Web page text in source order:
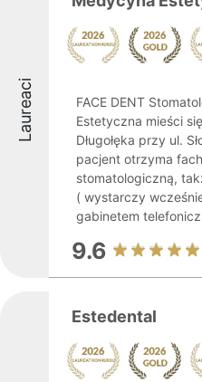
Laureaci
FACE DENT
Estetyczna mieści
Długołęka przy ul.
pacjent otrzyma
stomatologiczną,
( wystarczy
gabinetem
9.6
Estedental